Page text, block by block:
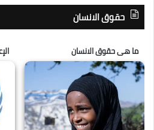
حقوق الانسان
ما هى حقوق الانسان